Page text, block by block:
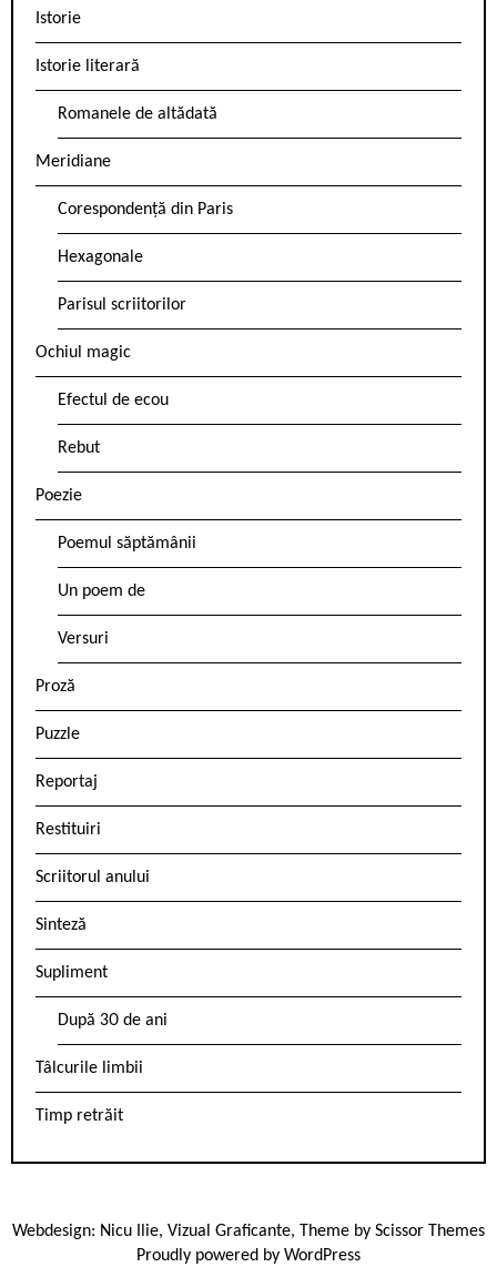
Istorie
Istorie literară
Romanele de altădată
Meridiane
Corespondență din Paris
Hexagonale
Parisul scriitorilor
Ochiul magic
Efectul de ecou
Rebut
Poezie
Poemul săptămânii
Un poem de
Versuri
Proză
Puzzle
Reportaj
Restituiri
Scriitorul anului
Sinteză
Supliment
După 30 de ani
Tâlcurile limbii
Timp retrăit
Webdesign: Nicu Ilie, Vizual Graficante, Theme by Scissor Themes
Proudly powered by WordPress